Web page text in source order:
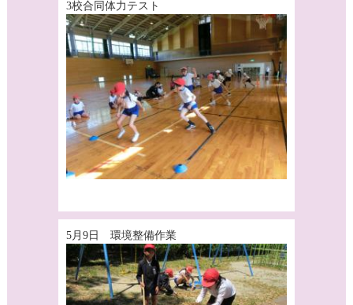
3校合同体力テスト
5月9日 環境整備作業